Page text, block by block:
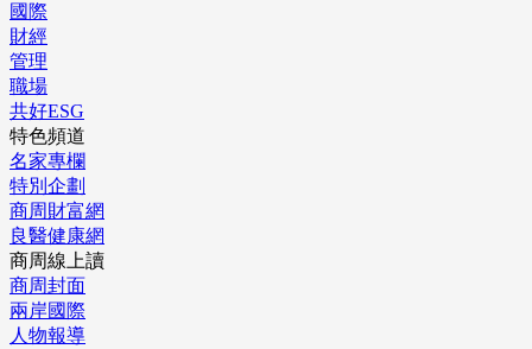
國際
財經
管理
職場
共好ESG
特色頻道
名家專欄
特別企劃
商周財富網
良醫健康網
商周線上讀
商周封面
兩岸國際
人物報導